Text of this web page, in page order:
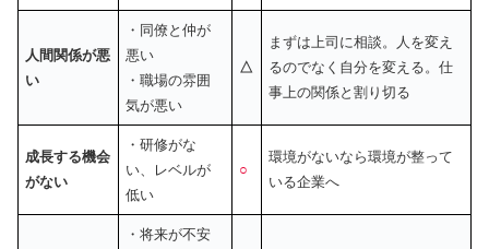
人間関係が悪
い
・同僚と仲が
悪い
・職場の雰囲
気が悪い
△
まずは上司に相談。人を変え
るのでなく自分を変える。仕
事上の関係と割り切る
成長する機会
がない
・研修がな
い、レベルが
低い
○
環境がないなら環境が整って
いる企業へ
・将来が不安